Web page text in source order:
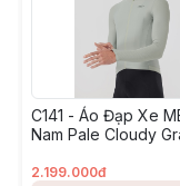
💪 Ôm sát tinh tế
🔒 Khóa kéo YKK
C141 - Áo Đạp Xe
Nam Pale Cloudy
2.199.000đ